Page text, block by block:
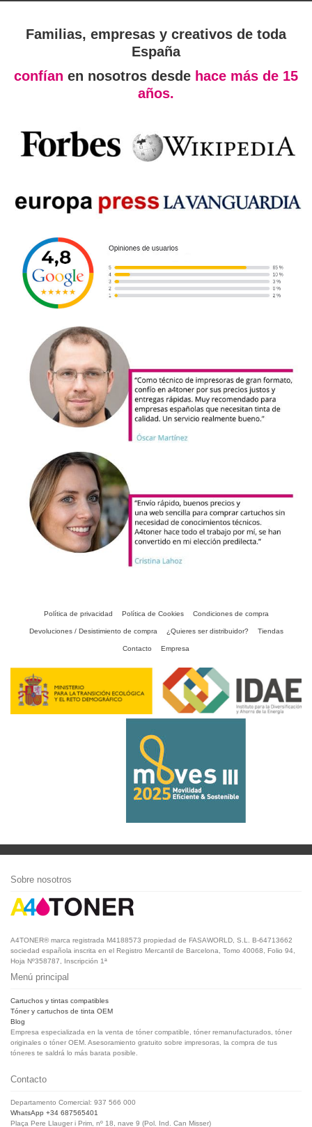
Familias, empresas y creativos de toda
España
confían en nosotros desde hace más de 15
años.
Política de privacidad Política de Cookies Condiciones de compra
Devoluciones / Desistimiento de compra ¿Quieres ser distribuidor? Tiendas
Contacto Empresa
Sobre nosotros
A4TONER® marca registrada M4188573 propiedad de FASAWORLD, S.L. B-64713662
sociedad española inscrita en el Registro Mercantil de Barcelona, Tomo 40068, Folio 94,
Hoja Nº358787, Inscripción 1ª
Menú principal
Cartuchos y tintas compatibles
Tóner y cartuchos de tinta OEM
Blog
Empresa especializada en la venta de tóner compatible, tóner remanufacturados, tóner
originales o tóner OEM. Asesoramiento gratuito sobre impresoras, la compra de tus
tóneres te saldrá lo más barata posible.
Contacto
Departamento Comercial: 937 566 000
WhatsApp +34 687565401
Plaça Pere Llauger i Prim, nº 18, nave 9 (Pol. Ind. Can Misser)